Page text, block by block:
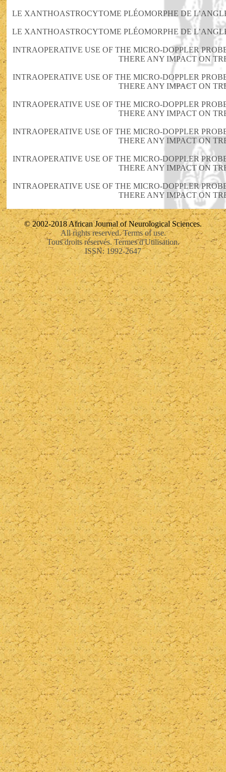
LE XANTHOASTROCYTOME PLÉOMORPHE DE
LE XANTHOASTROCYTOME PLÉOMORPHE DE
INTRAOPERATIVE USE OF THE MICRO-DOPPLER
THERE ANY IMPACT ON
INTRAOPERATIVE USE OF THE MICRO-DOPPLER
THERE ANY IMPACT ON
INTRAOPERATIVE USE OF THE MICRO-DOPPLER
THERE ANY IMPACT ON
INTRAOPERATIVE USE OF THE MICRO-DOPPLER
THERE ANY IMPACT ON
INTRAOPERATIVE USE OF THE MICRO-DOPPLER
THERE ANY IMPACT ON
INTRAOPERATIVE USE OF THE MICRO-DOPPLER
THERE ANY IMPACT ON
© 2002-2018 African Journal of Neurological Sciences.
All rights reserved. Terms of use.
Tous droits réservés. Termes d'Utilisation.
ISSN: 1992-2647